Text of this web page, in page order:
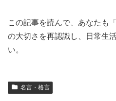
この記事を読んで、あなたも
の大切さを再認識し、日常生
い。
名言・格言